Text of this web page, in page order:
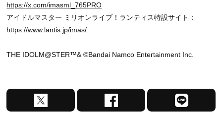
https://x.com/imasml_765PRO
アイドルマスター ミリオンライブ！ランティス特設サイト：
https://www.lantis.jp/imas/
THE IDOLM@STER™& ©Bandai Namco Entertainment Inc.
X
で
F
a
L
I